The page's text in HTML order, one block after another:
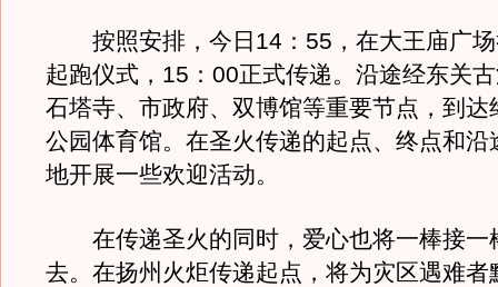
按照安排，今日14：55，在大王庙广场
起跑仪式，15：00正式传递。沿途经东关
石塔寺、市政府、双博馆等重要节点，到达
公园体育馆。在圣火传递的起点、终点和沿
地开展一些欢迎活动。
在传递圣火的同时，爱心也将一棒接一
去。在扬州火炬传递起点，将为灾区遇难者